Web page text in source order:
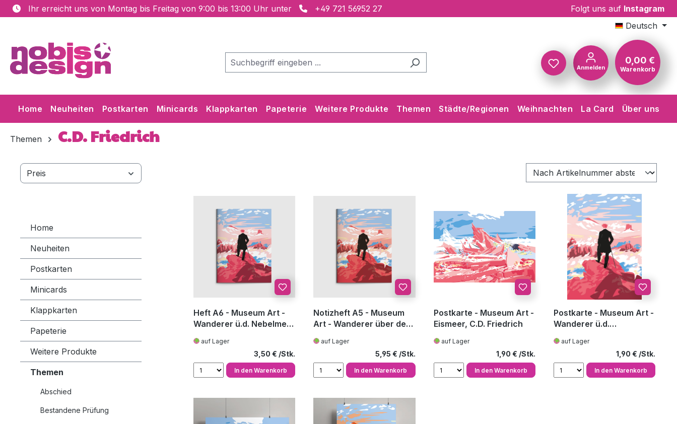
Hauptinhalt springen
Zur Suche springen
Zur Hauptnavigation springen
Ihr erreicht uns von Montag bis Freitag von 9:00 bis 13:00 Uhr unter +49 721 56952 27 Folgt uns auf Instagram
Deutsch
Anmelden
0,00 €
Warenkorb
Home Neuheiten Postkarten Minicards Klappkarten Papeterie Weitere Produkte Themen Städte/Regionen Weihnachten La Card Über uns
Themen C.D. Friedrich
Preis
Home
Neuheiten
Postkarten
Minicards
Klappkarten
Papeterie
Weitere Produkte
Themen
Abschied
Bestandene Prüfung
Heft A6 - Museum Art -
Wanderer ü.d. Nebelmeer
auf Lager
Regulärer Preis:
3,50 €
In den Warenkorb
Notizheft A5 - Museum
Art - Wanderer über dem
Friedrich
auf Lager
Regulärer Preis:
5,95 €
In den Warenkorb
Postkarte - Museum Art -
Eismeer, C.D. Friedrich
auf Lager
Regulärer Preis:
1,90 €
In den Warenkorb
Postkarte - Museum Art -
Wanderer ü.d.
auf Lager
Regulärer
1,90 €
In den Warenkorb